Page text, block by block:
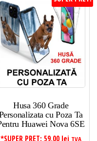
Husa 360 Grade
cu Poza Ta
Huawei Nova 6SE
*SUPER PRET: 59,00 lei TVA